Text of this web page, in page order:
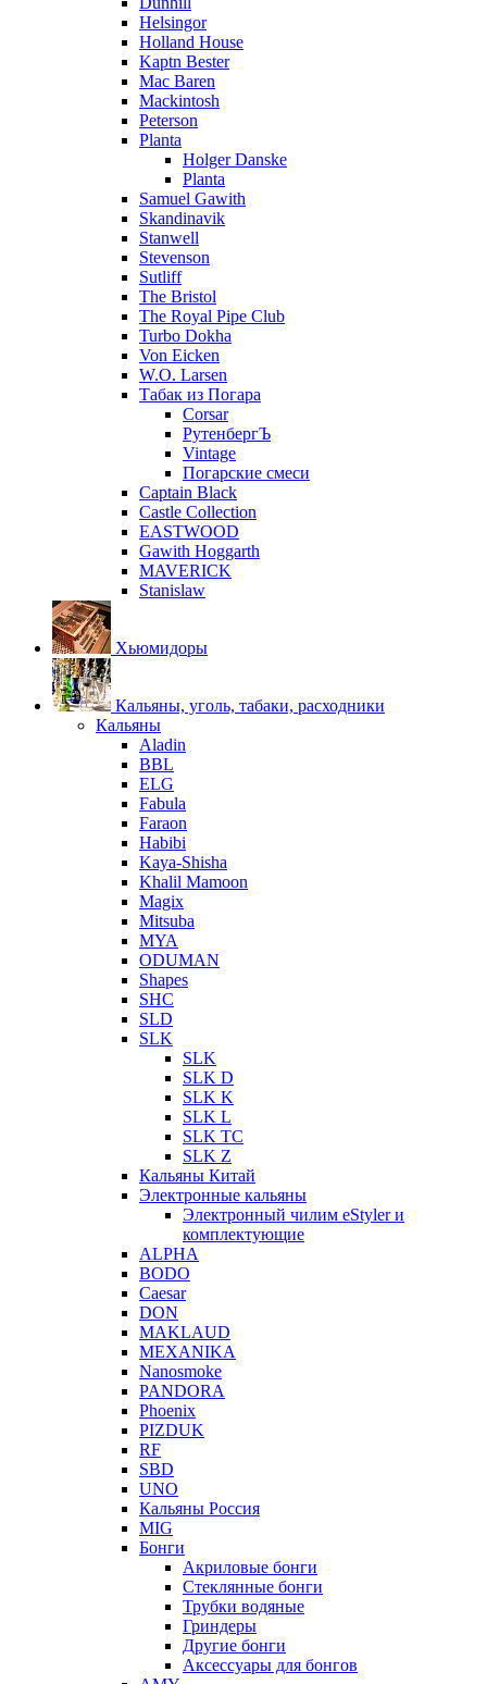
Helsingor
Holland House
Kaptn Bester
Mac Baren
Mackintosh
Peterson
Planta
Holger Danske
Planta
Samuel Gawith
Skandinavik
Stanwell
Stevenson
Sutliff
The Bristol
The Royal Pipe Club
Turbo Dokha
Von Eicken
W.O. Larsen
Табак из Погара
Corsar
РутенбергЪ
Vintage
Погарские смеси
Captain Black
Castle Collection
EASTWOOD
Gawith Hoggarth
MAVERICK
Stanislaw
Хьюмидоры
Кальяны, уголь, табаки, расходники
Кальяны
Aladin
BBL
ELG
Fabula
Faraon
Habibi
Kaya-Shisha
Khalil Mamoon
Magix
Mitsuba
MYA
ODUMAN
Shapes
SHC
SLD
SLK
SLK
SLK D
SLK K
SLK L
SLK TC
SLK Z
Кальяны Китай
Электронные кальяны
Электронный чилим eStyler и
комплектующие
ALPHA
BODO
Caesar
DON
MAKLAUD
MEXANIKA
Nanosmoke
PANDORA
Phoenix
PIZDUK
RF
SBD
UNO
Кальяны Россия
MIG
Бонги
Акриловые бонги
Стеклянные бонги
Трубки водяные
Гриндеры
Другие бонги
Аксессуары для бонгов